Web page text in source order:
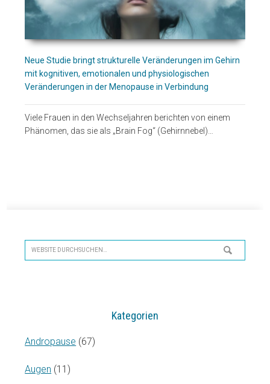
Neue Studie bringt strukturelle Veränderungen im Gehirn
mit kognitiven, emotionalen und physiologischen
Veränderungen in der Menopause in Verbindung
Viele Frauen in den Wechseljahren berichten von einem
Phänomen, das sie als „Brain Fog“ (Gehirnnebel)…
Website
durchsuchen…
Kategorien
Andropause (67)
Augen (11)